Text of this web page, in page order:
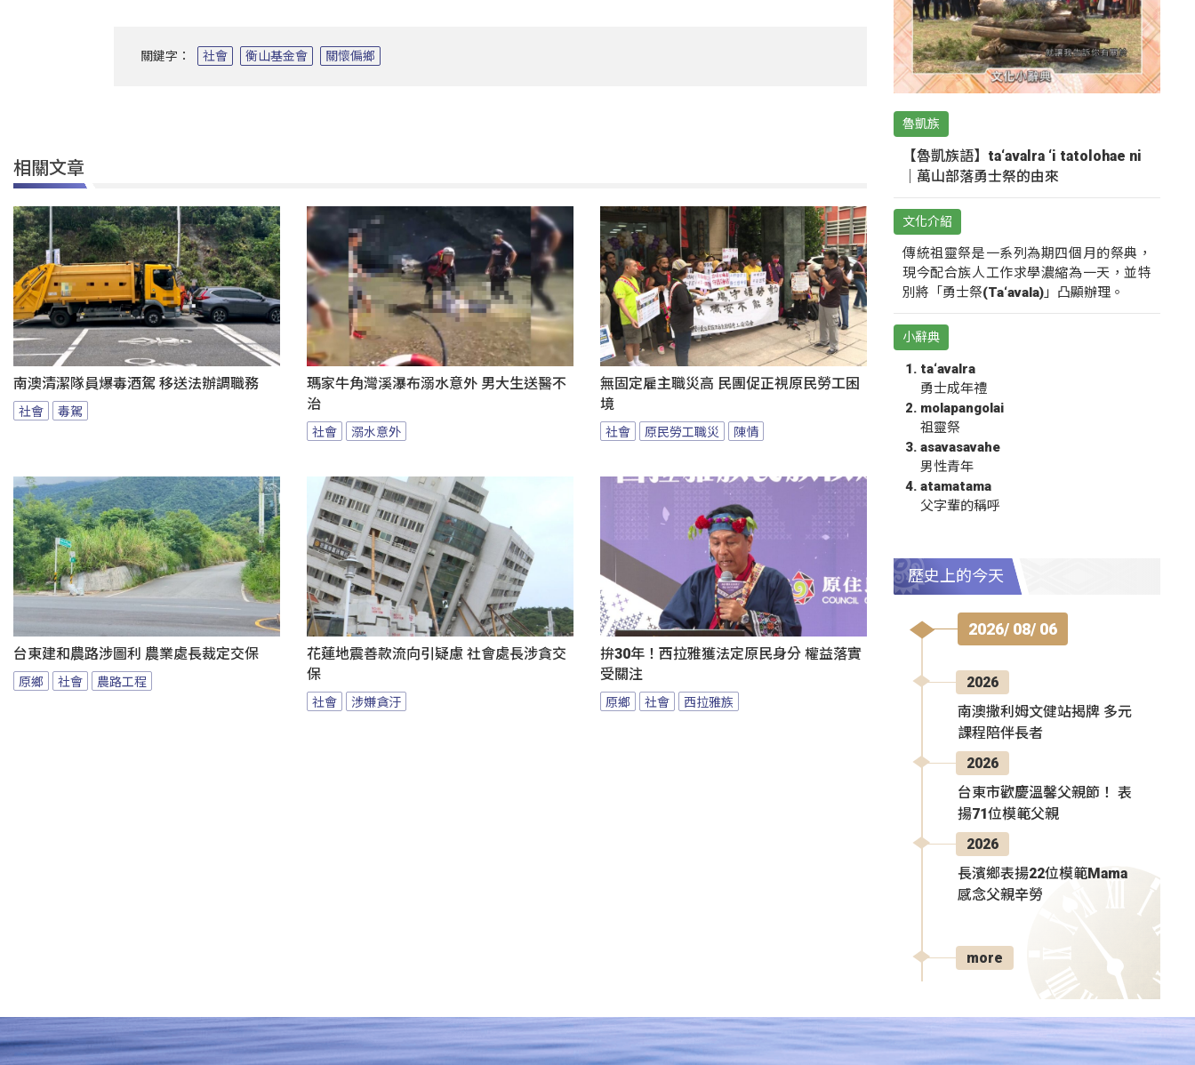
關鍵字： 社會 衡山基金會 關懷偏鄉
相關文章
南澳清潔隊員爆毒酒駕 移送法辦調職務
社會 毒駕
瑪家牛角灣溪瀑布溺水意外 男大生送醫不
治
社會 溺水意外
無固定雇主職災高 民團促正視原民勞工困
境
社會 原民勞工職災 陳情
台東建和農路涉圖利 農業處長裁定交保
原鄉 社會 農路工程
花蓮地震善款流向引疑慮 社會處長涉貪交
保
社會 涉嫌貪汙
拚30年！西拉雅獲法定原民身分 權益落實
受關注
原鄉 社會 西拉雅族
魯凱族
【魯凱族語】ta‘avalra ‘i tatolohae ni
｜萬山部落勇士祭的由來
文化介紹
傳統祖靈祭是一系列為期四個月的祭典，
現今配合族人工作求學濃縮為一天，並特
別將「勇士祭(Ta‘avala)」凸顯辦理。
小辭典
ta‘avalra
勇士成年禮
molapangolai
祖靈祭
asavasavahe
男性青年
atamatama
父字輩的稱呼
歷史上的今天
2026/ 08/ 06
2026
南澳撒利姆文健站揭牌 多元
課程陪伴長者
2026
台東市歡慶溫馨父親節！ 表
揚71位模範父親
2026
長濱鄉表揚22位模範Mama
感念父親辛勞
more